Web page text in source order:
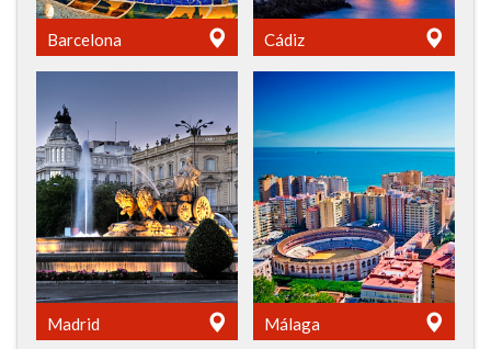
Barcelona Cádiz
Madrid Málaga